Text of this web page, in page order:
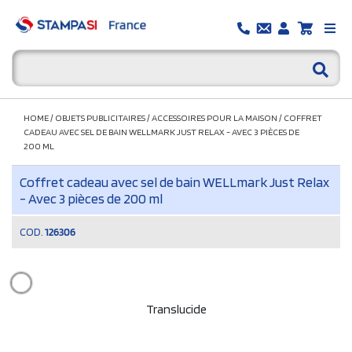
HOME/ OBJETS PUBLICITAIRES/ACCESSOIRES POUR LA MAISON / COFFRET
CADEAU AVEC SEL DE BAIN WELLMARK JUST RELAX - AVEC 3 PIÈCES DE
200 ML
Coffret cadeau avec sel de bain WELLmark Just Relax
- Avec 3 pièces de 200 ml
COD. 126306
Translucide